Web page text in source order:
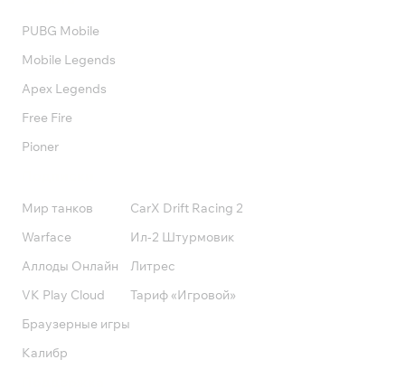
PUBG Mobile
Mobile Legends
Apex Legends
Free Fire
Pioner
Мир танков
Warface
Аллоды Онлайн
VK Play Cloud
Браузерные игры
Калибр
CarX Drift Racing 2
Ил-2 Штурмовик
Литрес
Тариф «Игровой»